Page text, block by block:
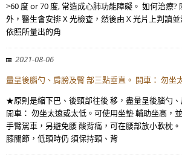
>60 度 or 70 度, 常造成心肺功能障礙。 如何治療?
外，醫生會安排 X 光檢查，然後由 X 光片上判讀
依照所量出的角
2021-08-06
量呈後腦勺、肩膀及臀 部三點垂直。 開車： 勿坐
★原則是縮下巴、後頸部往後 移，盡量呈後腦勺、
開車： 勿坐太遠或太低。可使用坐墊 輔助坐高，
手臂駕車，另避免腰 酸背痛，可在腰部放小軟枕
膝關節，低頭時仍 須保持頸、背